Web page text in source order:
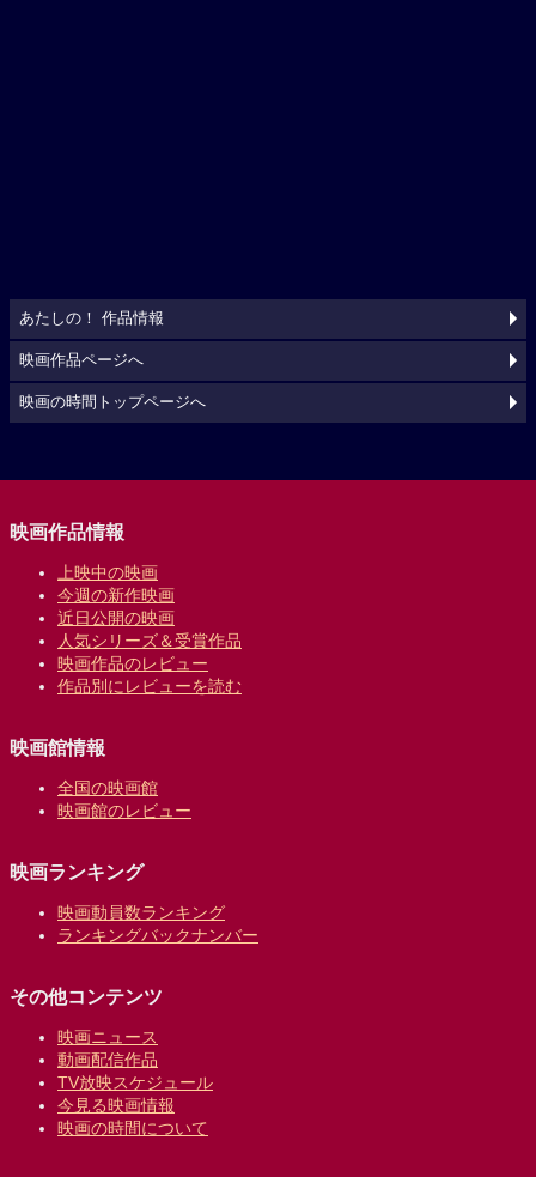
あたしの！ 作品情報
映画作品ページへ
映画の時間トップページへ
映画作品情報
上映中の映画
今週の新作映画
近日公開の映画
人気シリーズ＆受賞作品
映画作品のレビュー
作品別にレビューを読む
映画館情報
全国の映画館
映画館のレビュー
映画ランキング
映画動員数ランキング
ランキングバックナンバー
その他コンテンツ
映画ニュース
動画配信作品
TV放映スケジュール
今見る映画情報
映画の時間について